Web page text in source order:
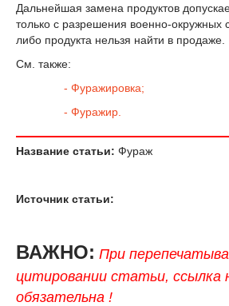
Дальнейшая замена продуктов
только с разрешения военно-окружных
либо продукта нельзя найти в продаже.
См. также:
- Фуражировка;
- Фуражир.
Название статьи: Фураж
Источник статьи:
ВАЖНО: При
цитировании статьи, ссылка
обязательна !